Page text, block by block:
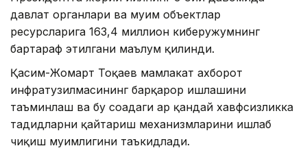
давлат органлари ва муҳим объектлар
ресурсларига 163,4 миллион киберҳужумнинг
бартараф этилгани маълум қилинди.
Қасим-Жомарт Тоқаев мамлакат ахборот
инфратузилмасининг барқарор ишлашини
таъминлаш ва бу соҳадаги ҳар қандай хавфсизликка
таҳдидларни қайтариш механизмларини ишлаб
чиқиш муҳимлигини таъкидлади.